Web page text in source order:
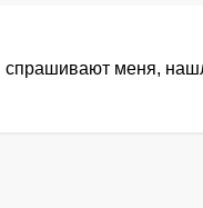
спрашивают меня,